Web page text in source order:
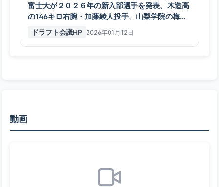
富士大が２０２６年の新入部選手を発表、木造高
の146キロ右腕・加藤綾人投手、山梨学院の梅村
団選手など
ドラフト会議HP 2026年01月12日
動画